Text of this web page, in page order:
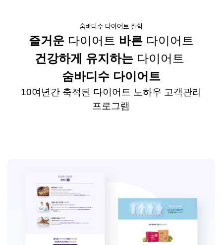
숨바디수 다이어트 철학
즐거운 다이어트 바른 다이어트
건강하게 유지하는 다이어트
숨바디수다이어트
10여년간축적된 다이어트 노하우 고객관리
프로그램